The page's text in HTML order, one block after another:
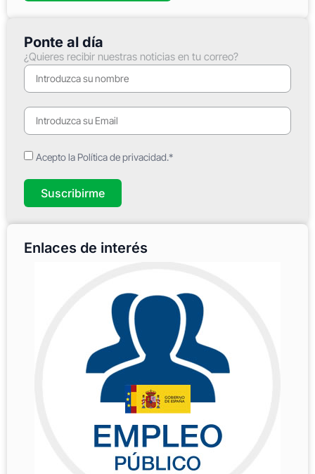
Ponte al día
¿Quieres recibir nuestras noticias en tu correo?
Acepto la Política de privacidad.*
Suscribirme
Enlaces de interés